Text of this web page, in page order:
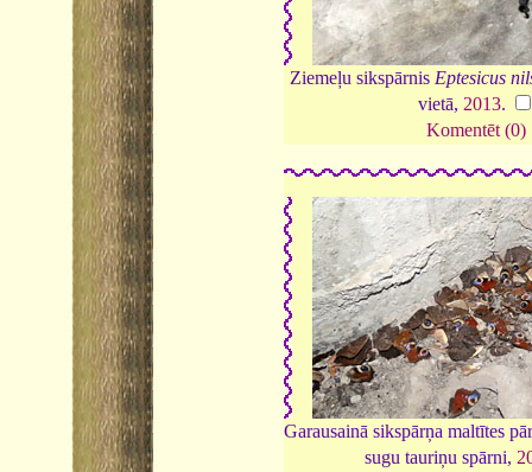
Ziemeļu sikspārnis Eptesicus
vietā, 2013.
Komentēt (0)
Garausainā sikspārņa maltītes
sugu tauriņu spārni,